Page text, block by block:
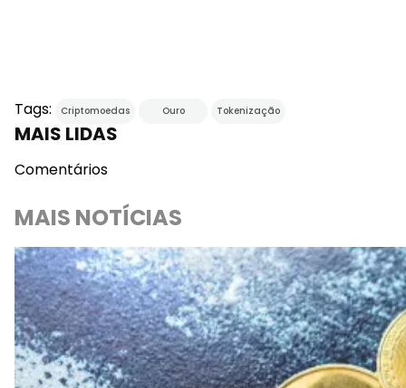
Tags: Criptomoedas Ouro Tokenização
MAIS LIDAS
Comentários
MAIS NOTÍCIAS